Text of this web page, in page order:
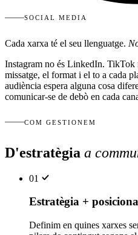
SOCIAL MEDIA
Cada xarxa té el seu llenguatge.
Instagram no és LinkedIn. TikTok
missatge, el format i el to a cada
audiència espera alguna cosa
comunicar-se de debò en cada
COM GESTIONEM
D'estratègia a
01
Estratègia +
Definim en quines xarxes